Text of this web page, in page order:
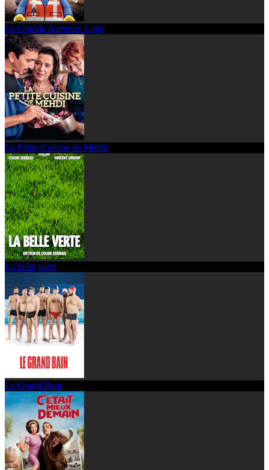
La Grande Aventure Lego
La Petite Cuisine de Mehdi
La belle verte
Le Grand Bain